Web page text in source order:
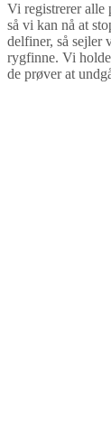
Vi registrerer alle
så vi kan nå at
delfiner, så sejler
rygfinne. Vi
de prøver at